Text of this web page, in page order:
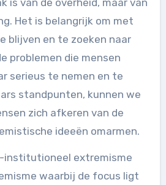
Het is belangrijk om met
blijven en te zoeken naar
problemen die mensen
serieus te nemen en te
standpunten, kunnen we
zich afkeren van de
ideeën omarmen.
institutioneel extremisme
waarbij de focus ligt